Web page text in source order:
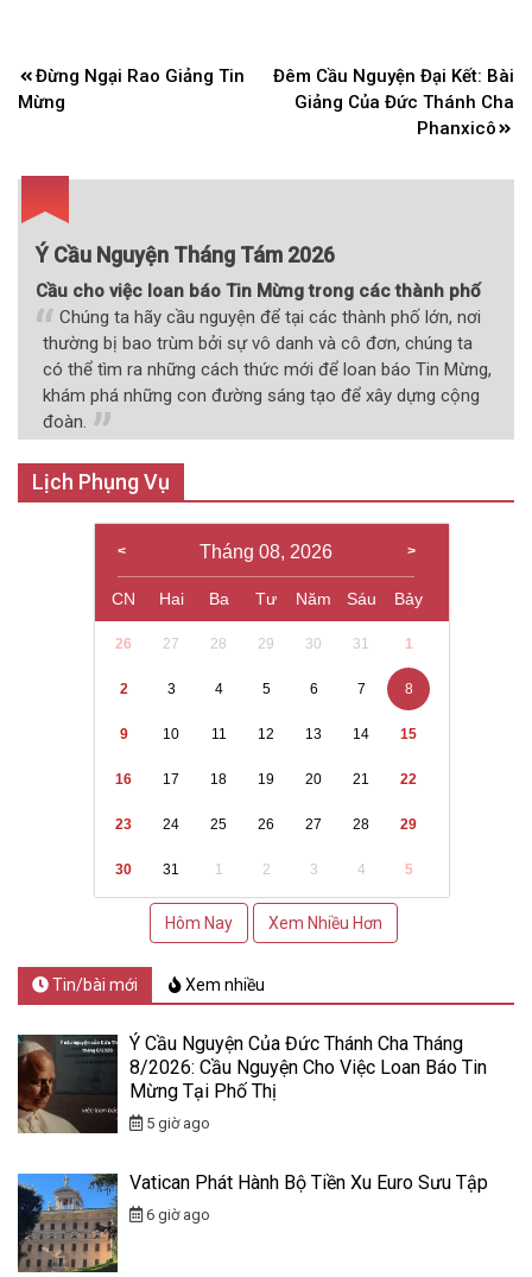
Điều
hướng
Đừng Ngại Rao Giảng Tin
Mừng
Đêm Cầu Nguyện Đại Kết: Bài
Giảng Của Đức Thánh Cha
Phanxicô
Ý Cầu Nguyện Tháng Tám 2026
Cầu cho việc loan báo Tin Mừng trong các thành phố
Chúng ta hãy cầu nguyện để tại các thành phố lớn, nơi
thường bị bao trùm bởi sự vô danh và cô đơn, chúng ta
có thể tìm ra những cách thức mới để loan báo Tin Mừng,
khám phá những con đường sáng tạo để xây dựng cộng
đoàn.
Lịch Phụng Vụ
Tháng 08, 2026
CN Hai Ba Tư Năm Sáu Bảy
26 27 28 29 30 31 1
2 3 4 5 6 7 8
9 10 11 12 13 14 15
16 17 18 19 20 21 22
23 24 25 26 27 28 29
30 31 1 2 3 4 5
Hôm Nay Xem Nhiều Hơn
Tin/bài mới Xem nhiều
Ý Cầu Nguyện Của Đức Thánh Cha Tháng
8/2026: Cầu Nguyện Cho Việc Loan Báo Tin
Mừng Tại Phố Thị
5 giờ ago
Vatican Phát Hành Bộ Tiền Xu Euro Sưu Tập
6 giờ ago